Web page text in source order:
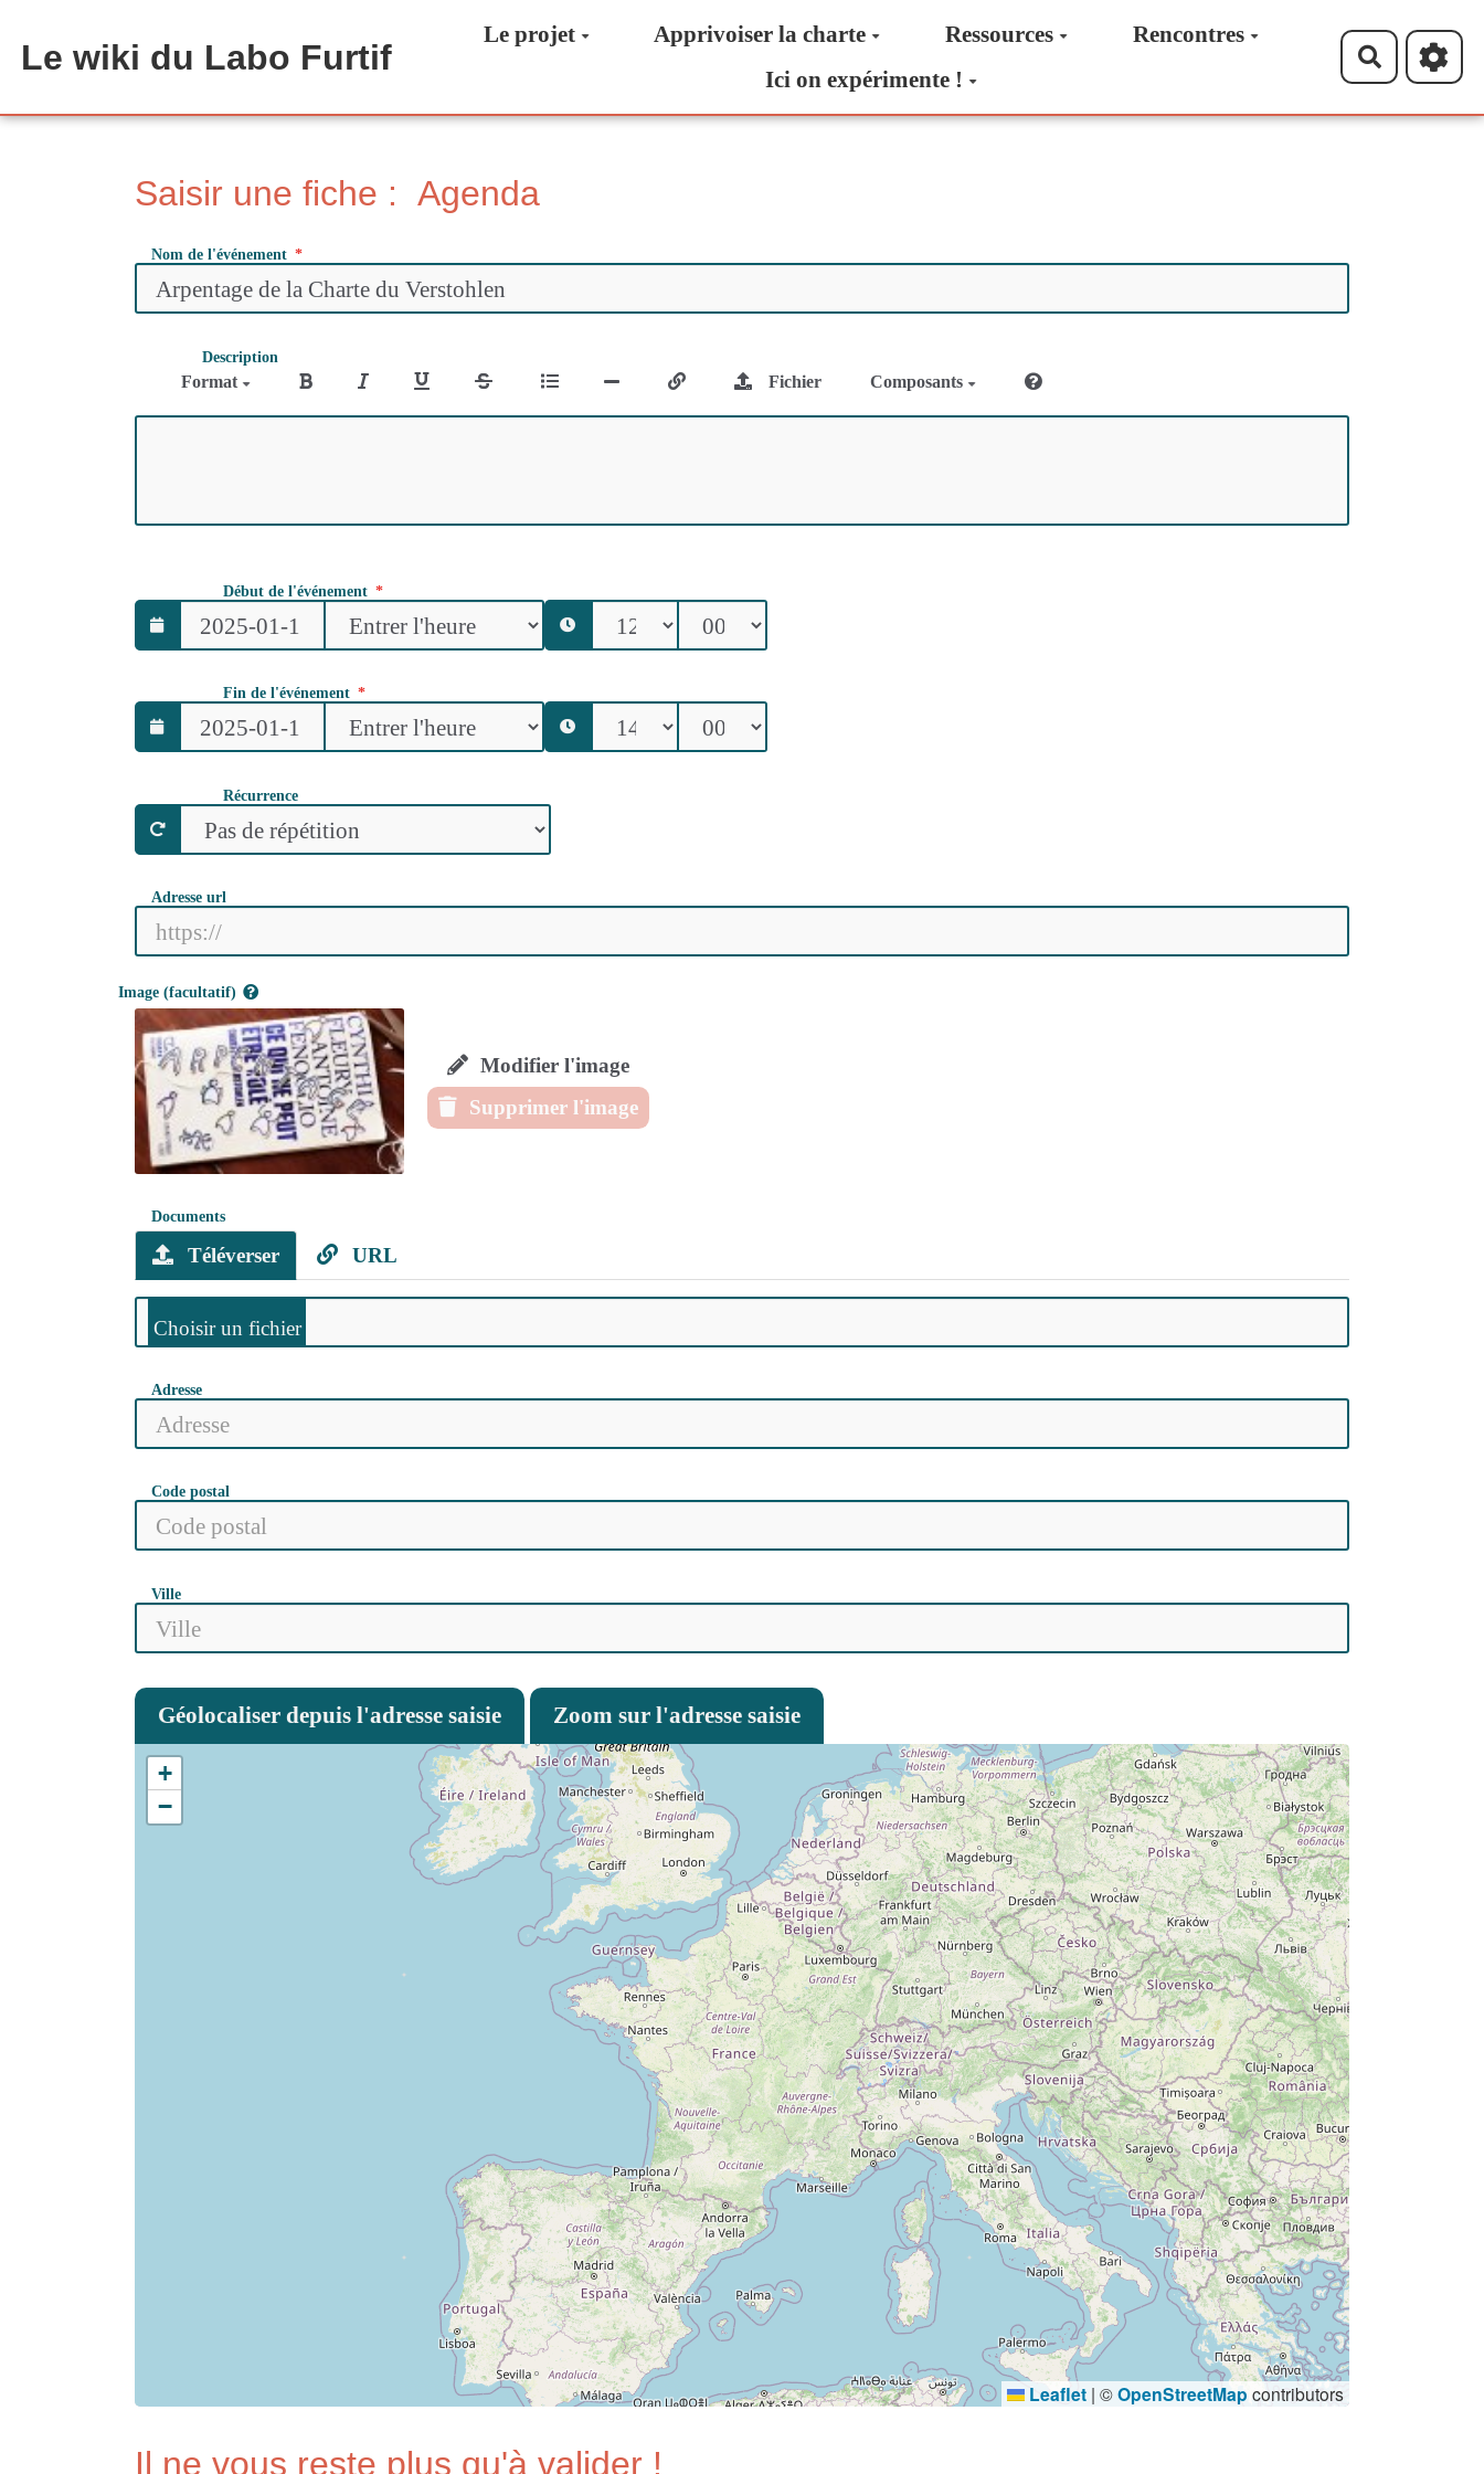
Le wiki du Labo Furtif
Le projet Apprivoiser la charte Ressources
Rencontres
Ici on expérimente !
Saisir une fiche : Agenda
Nom de l'événement
Description
Format Fichier Composants
Début de l'événement
Fin de l'événement
Récurrence
Adresse url
Image (facultatif)
Modifier l'image
Supprimer l'image
Documents
Téléverser URL
Adresse
Code postal
Ville
Géolocaliser depuis l'adresse saisie Zoom sur l'adresse saisie
+
−
Leaflet | ©OpenStreetMap contributors
Il ne vous reste plus qu'à valider !